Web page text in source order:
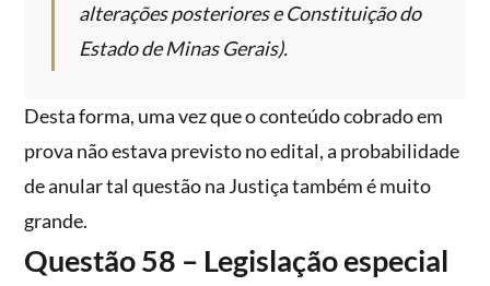
alterações posteriores e Constituição do
Estado de Minas Gerais).
Desta forma, uma vez que o conteúdo cobrado em
prova não estava previsto no edital, a probabilidade
de anular tal questão na Justiça também é muito
grande.
Questão 58 – Legislação especial